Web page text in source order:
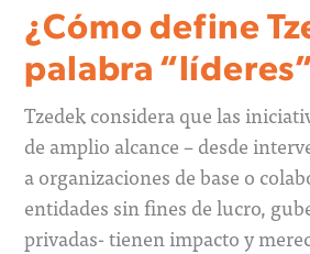
¿Cómo define
palabra
Tzedek considera que las
de amplio alcance – desde
a organizaciones de base o
entidades sin fines de lucro,
privadas- tienen impacto y